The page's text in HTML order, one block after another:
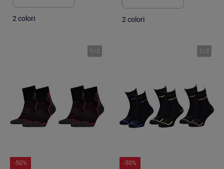
2 colori 2 colori
1 / 2
-50%
1 / 2
-50%